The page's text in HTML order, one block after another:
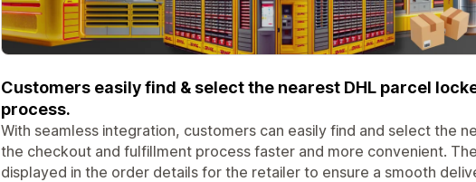
Customers easily find & select the nearest DHL parcel
process.
With seamless integration, customers can easily find and select the
the checkout and fulfillment process faster and more convenient.
displayed in the order details for the retailer to ensure a smooth